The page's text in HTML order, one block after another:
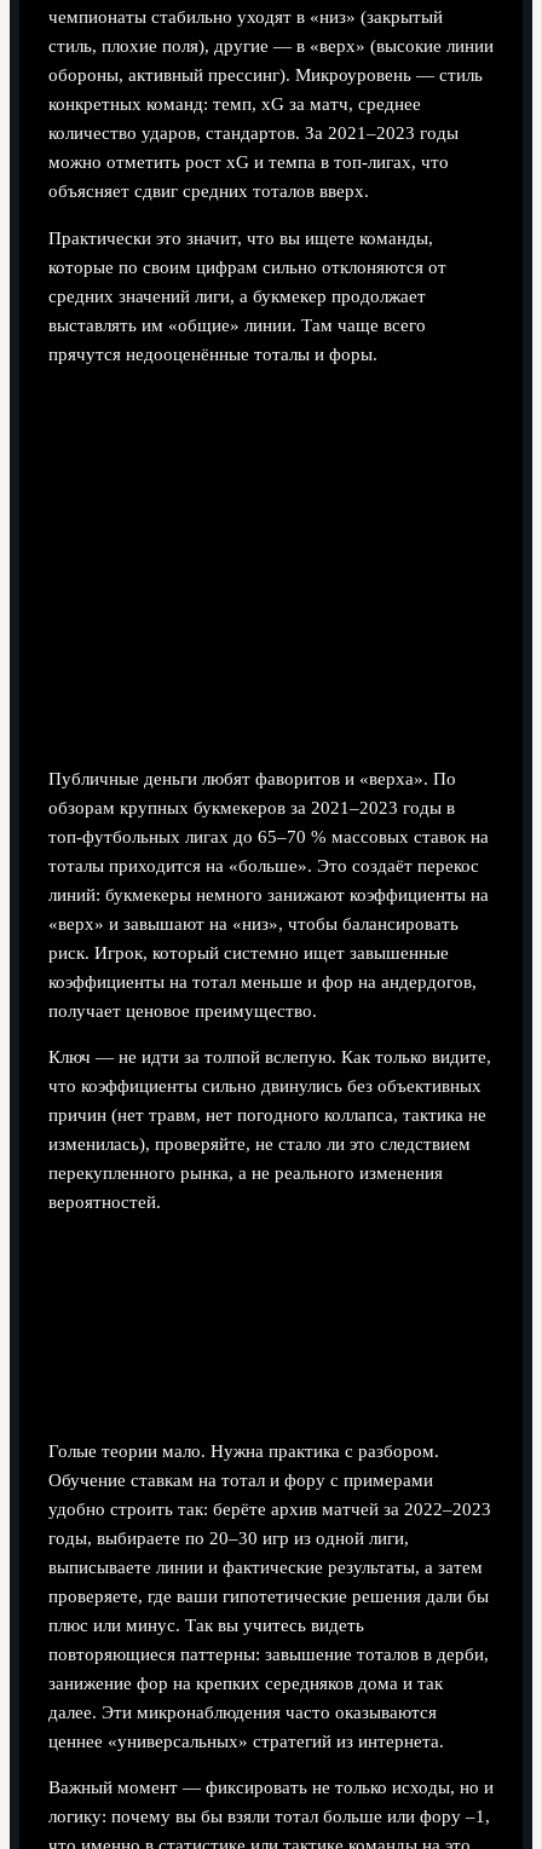
чемпионаты стабильно уходят в «низ» (закрытый
стиль, плохие поля), другие — в «верх» (высокие линии
обороны, активный прессинг). Микроуровень — стиль
конкретных команд: темп, xG за матч, среднее
количество ударов, стандартов. За 2021–2023 годы
можно отметить рост xG и темпа в топ‑лигах, что
объясняет сдвиг средних тоталов вверх.
Практически это значит, что вы ищете команды,
которые по своим цифрам сильно отклоняются от
средних значений лиги, а букмекер продолжает
выставлять им «общие» линии. Там чаще всего
прячутся недооценённые тоталы и форы.
Публичные деньги любят фаворитов и «верха». По
обзорам крупных букмекеров за 2021–2023 годы в
топ‑футбольных лигах до 65–70 % массовых ставок на
тоталы приходится на «больше». Это создаёт перекос
линий: букмекеры немного занижают коэффициенты на
«верх» и завышают на «низ», чтобы балансировать
риск. Игрок, который системно ищет завышенные
коэффициенты на тотал меньше и фор на андердогов,
получает ценовое преимущество.
Ключ — не идти за толпой вслепую. Как только видите,
что коэффициенты сильно двинулись без объективных
причин (нет травм, нет погодного коллапса, тактика не
изменилась), проверяйте, не стало ли это следствием
перекупленного рынка, а не реального изменения
вероятностей.
Голые теории мало. Нужна практика с разбором.
Обучение ставкам на тотал и фору с примерами
удобно строить так: берёте архив матчей за 2022–2023
годы, выбираете по 20–30 игр из одной лиги,
выписываете линии и фактические результаты, а затем
проверяете, где ваши гипотетические решения дали бы
плюс или минус. Так вы учитесь видеть
повторяющиеся паттерны: завышение тоталов в дерби,
занижение фор на крепких середняков дома и так
далее. Эти микронаблюдения часто оказываются
ценнее «универсальных» стратегий из интернета.
Важный момент — фиксировать не только исходы, но и
логику: почему вы бы взяли тотал больше или фору –1,